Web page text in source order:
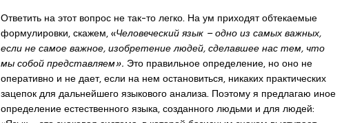
Ответить на этот вопрос не так-то легко. На ум приходят обтекаемые
формулировки, скажем, «Человеческий язык – одно из самых важных,
если не самое важное, изобретение людей, сделавшее нас тем, что
мы собой представляем». Это правильное определение, но оно не
оперативно и не дает, если на нем остановиться, никаких практических
зацепок для дальнейшего языкового анализа. Поэтому я предлагаю иное
определение естественного языка, созданного людьми и для людей: